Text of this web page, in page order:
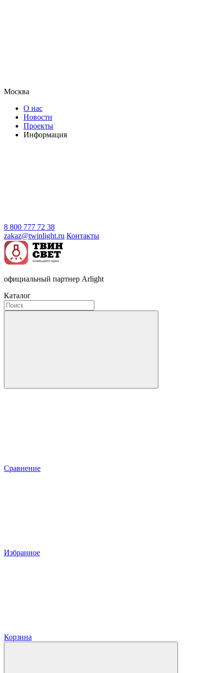
Москва
О нас
Новости
Проекты
Информация
8 800 777 72 38
zakaz@twinlight.ru Контакты
официальный партнер Arlight
Каталог
Сравнение
Избранное
Корзина